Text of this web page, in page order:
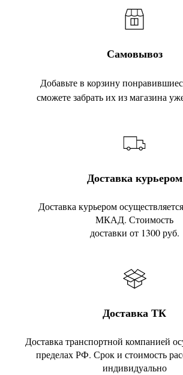
Самовывоз
Добавьте в корзину
сможете забрать их из магазина
Доставка курьером
Доставка курьером
МКАД. Стоимость
доставки от 1300 руб.
Доставка ТК
Доставка транспортной компанией
пределах РФ. Срок и стоимость
индивидуально